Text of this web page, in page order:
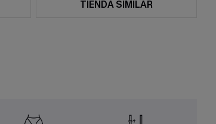
TIENDA SIMILAR